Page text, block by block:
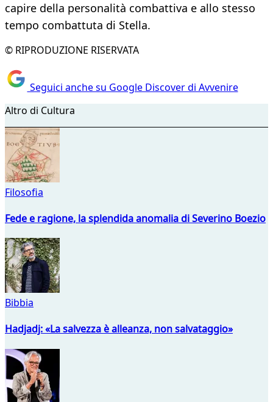
capire della personalità combattiva e allo stesso
tempo combattuta di Stella.
© RIPRODUZIONE RISERVATA
Seguici anche su Google Discover di Avvenire
Altro di Cultura
Filosofia
Fede e ragione, la splendida anomalia di Severino Boezio
Bibbia
Hadjadj: «La salvezza è alleanza, non salvataggio»